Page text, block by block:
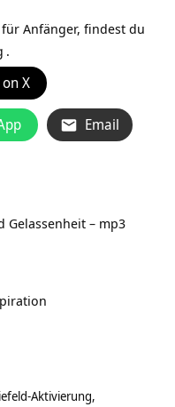
Anfänger, findest du
.
X
Email
– mp3
Aktivierung